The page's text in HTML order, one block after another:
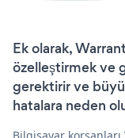
Ek olarak,
özelleştirmek ve
gerektirir ve
hatalara neden